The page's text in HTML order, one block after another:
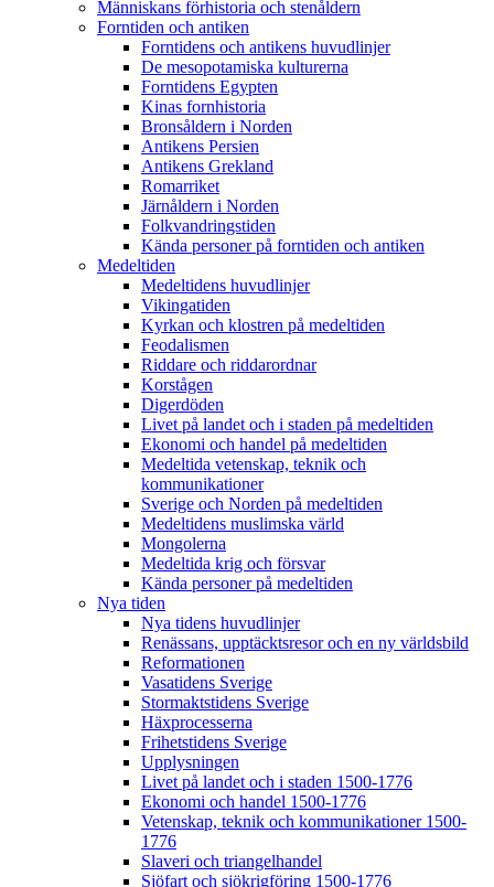
Människans förhistoria och stenåldern
Forntiden och antiken
Forntidens och antikens huvudlinjer
De mesopotamiska kulturerna
Forntidens Egypten
Kinas fornhistoria
Bronsåldern i Norden
Antikens Persien
Antikens Grekland
Romarriket
Järnåldern i Norden
Folkvandringstiden
Kända personer på forntiden och antiken
Medeltiden
Medeltidens huvudlinjer
Vikingatiden
Kyrkan och klostren på medeltiden
Feodalismen
Riddare och riddarordnar
Korstågen
Digerdöden
Livet på landet och i staden på medeltiden
Ekonomi och handel på medeltiden
Medeltida vetenskap, teknik och
kommunikationer
Sverige och Norden på medeltiden
Medeltidens muslimska värld
Mongolerna
Medeltida krig och försvar
Kända personer på medeltiden
Nya tiden
Nya tidens huvudlinjer
Renässans, upptäcktsresor och en ny världsbild
Reformationen
Vasatidens Sverige
Stormaktstidens Sverige
Häxprocesserna
Frihetstidens Sverige
Upplysningen
Livet på landet och i staden 1500-1776
Ekonomi och handel 1500-1776
Vetenskap, teknik och kommunikationer 1500-
1776
Slaveri och triangelhandel
Sjöfart och sjökrigföring 1500-1776